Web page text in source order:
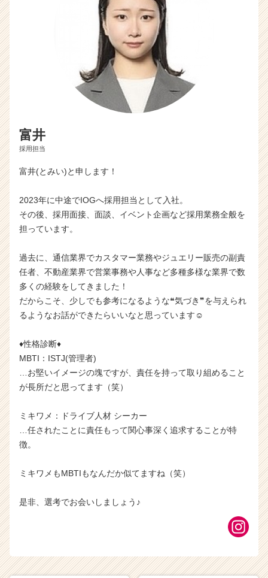
富井
採用担当
富井(とみい)と申します！
2023年に中途でIOGへ採用担当として入社。
その後、採用面接、面談、イベント企画など採用業務全般を
担っています。
過去に、通信業界でカスタマー業務やジュエリー販売の副責
任者、不動産業界で営業事務や人事など多種多様な業界で数
多くの経験をしてきました！
だからこそ、少しでも参考になるような❝気づき❞を与えられ
るようなお話ができたらいいなと思っています☺
♦性格診断♦
MBTI：ISTJ(管理者)
…お堅いイメージの塊ですが、責任を持って取り組めること
が長所だと思ってます（笑）
ミキワメ：ドライブ人材 シーカー
…任されたことに責任もって関心事深く追求することが特
徴。
ミキワメもMBTIもなんだか似てますね（笑）
是非、選考でお会いしましょう♪